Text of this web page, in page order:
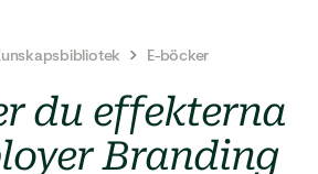
E-böcker
du effekterna
Branding